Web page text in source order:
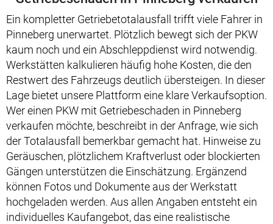
Ein kompletter Getriebetotalausfall trifft viele Fahrer in
Pinneberg unerwartet. Plötzlich bewegt sich der PKW
kaum noch und ein Abschleppdienst wird notwendig.
Werkstätten kalkulieren häufig hohe Kosten, die den
Restwert des Fahrzeugs deutlich übersteigen. In dieser
Lage bietet unsere Plattform eine klare Verkaufsoption.
Wer einen PKW mit Getriebeschaden in Pinneberg
verkaufen möchte, beschreibt in der Anfrage, wie sich
der Totalausfall bemerkbar gemacht hat. Hinweise zu
Geräuschen, plötzlichem Kraftverlust oder blockierten
Gängen unterstützen die Einschätzung. Ergänzend
können Fotos und Dokumente aus der Werkstatt
hochgeladen werden. Aus allen Angaben entsteht ein
individuelles Kaufangebot, das eine realistische